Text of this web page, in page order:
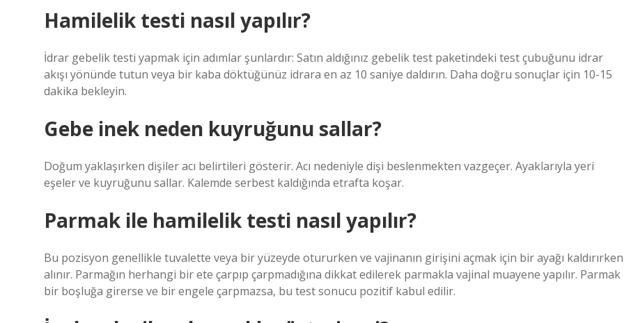
Hamilelik testi nasıl yapılır?
İdrar gebelik testi yapmak için adımlar şunlardır: Satın aldığınız gebelik test paketindeki test çubuğunu idrar
akışı yönünde tutun veya bir kaba döktüğünüz idrara en az 10 saniye daldırın. Daha doğru sonuçlar için 10-15
dakika bekleyin.
Gebe inek neden kuyruğunu sallar?
Doğum yaklaşırken dişiler acı belirtileri gösterir. Acı nedeniyle dişi beslenmekten vazgeçer. Ayaklarıyla yeri
eşeler ve kuyruğunu sallar. Kalemde serbest kaldığında etrafta koşar.
Parmak ile hamilelik testi nasıl yapılır?
Bu pozisyon genellikle tuvalette veya bir yüzeyde otururken ve vajinanın girişini açmak için bir ayağı kaldırırken
alınır. Parmağın herhangi bir ete çarpıp çarpmadığına dikkat edilerek parmakla vajinal muayene yapılır. Parmak
bir boşluğa girerse ve bir engele çarpmazsa, bu test sonucu pozitif kabul edilir.